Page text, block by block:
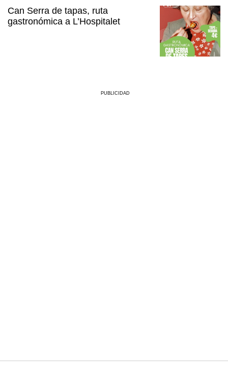
Can Serra de tapas, ruta
gastronómica a L’Hospitalet
PUBLICIDAD